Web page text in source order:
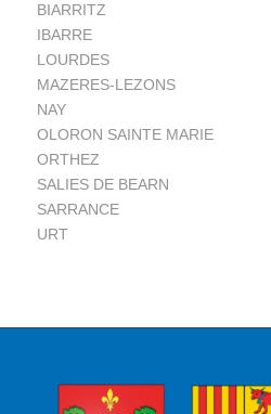
BIARRITZ
IBARRE
LOURDES
MAZERES-LEZONS
NAY
OLORON SAINTE MARIE
ORTHEZ
SALIES DE BEARN
SARRANCE
URT